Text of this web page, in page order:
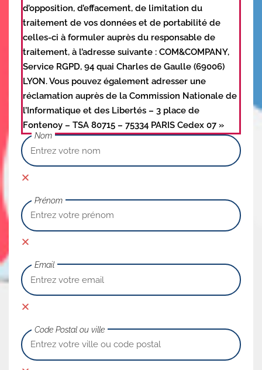
d’opposition, d’effacement, de limitation du
traitement de vos données et de portabilité de
celles-ci à formuler auprès du responsable de
traitement, à l’adresse suivante : COM&COMPANY,
Service RGPD, 94 quai Charles de Gaulle (69006)
LYON. Vous pouvez également adresser une
réclamation auprès de la Commission Nationale de
l’Informatique et des Libertés – 3 place de
Fontenoy – TSA 80715 – 75334 PARIS Cedex 07 »
Nom
Prénom
Email
Code Postal ou ville